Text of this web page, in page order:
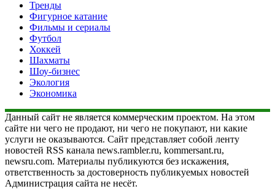
Тренды
Фигурное катание
Фильмы и сериалы
Футбол
Хоккей
Шахматы
Шоу-бизнес
Экология
Экономика
Данный сайт не является коммерческим проектом. На этом
сайте ни чего не продают, ни чего не покупают, ни какие
услуги не оказываются. Сайт представляет собой ленту
новостей RSS канала news.rambler.ru, kommersant.ru,
newsru.com. Материалы публикуются без искажения,
ответственность за достоверность публикуемых новостей
Администрация сайта не несёт.